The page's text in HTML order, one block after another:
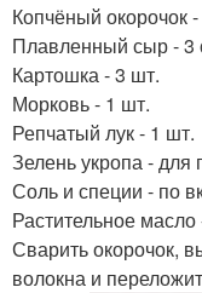
Копчёный окорочок -
Плавленный сыр - 3
Картошка - 3 шт.
Морковь - 1 шт.
Репчатый лук - 1 шт.
Зелень укропа - для
Соль и специи - по
Растительное
Сварить окорочок,
волокна и